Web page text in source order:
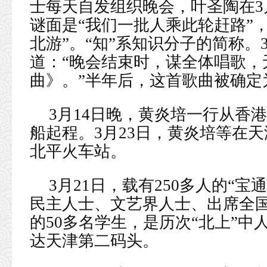
士每天自发组织晚会，叶圣陶在
谜面是“我们一批人乘此轮赶路”
北游”。“知”系知识分子的简称
道：“晚会结束时，谋全体唱歌
曲》。”半年后，这首歌曲被确
3月14日晚，黄炎培一行从香
船起程。3月23日，黄炎培等在
北平火车站。
3月21日，载有250多人的“宝
民主人士、文艺界人士、出席全
的50多名学生，是历次“北上”中
达天津第二码头。